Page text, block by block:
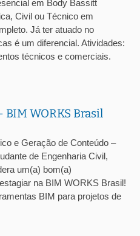
em Body Bassitt
Civil ou Técnico em
Já ter atuado no
é um diferencial. Atividades:
técnicos e comerciais.
WORKS Brasil
e Geração de Conteúdo –
de Engenharia Civil,
um(a) bom(a)
na BIM WORKS Brasil!
BIM para projetos de